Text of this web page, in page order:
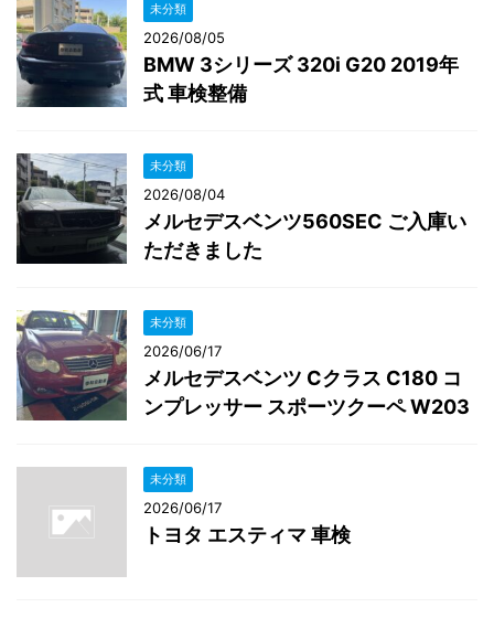
未分類
2026/08/05
BMW 3シリーズ 320i G20 2019年
式 車検整備
未分類
2026/08/04
メルセデスベンツ560SEC ご入庫い
ただきました
未分類
2026/06/17
メルセデスベンツ Cクラス C180 コ
ンプレッサー スポーツクーペ W203
未分類
2026/06/17
トヨタ エスティマ 車検